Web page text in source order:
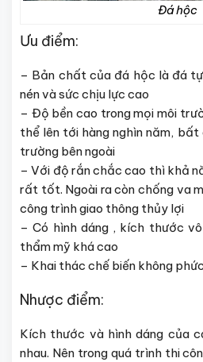
Đá hộc
Ưu điểm:
– Bản chất của đá hộc là đá
nén và sức chịu lực cao
– Độ bền cao trong mọi môi
thể lên tới hàng nghìn năm,
trường bên ngoài
– Với độ rắn chắc cao thì khả
rất tốt. Ngoài ra còn chống va
công trình giao thông thủy lợi
– Có hình dáng , kích thước
thẩm mỹ khá cao
– Khai thác chế biến không
Nhược điểm:
Kích thước và hình dáng của
nhau. Nên trong quá trình thi